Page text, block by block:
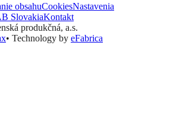
obsahuCookiesNastavenia
SlovakiaKontakt
produkčná, a.s.
• Technology by eFabrica